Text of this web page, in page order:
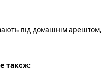
під домашнім арештом,
також: